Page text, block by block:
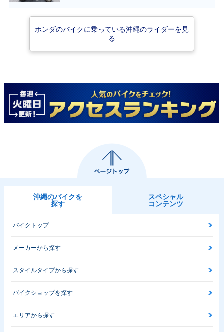
ホンダのバイクに乗っている沖縄のライダーを見
る
沖縄のバイクを
探す
スペシャル
コンテンツ
バイクトップ
メーカーから探す
スタイルタイプから探す
バイクショップを探す
エリアから探す